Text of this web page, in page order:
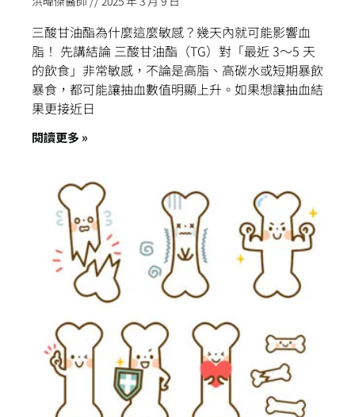
三酸甘油酯為什麼這麼敏感？幾天內就可能影響血
脂！ 先講結論 三酸甘油酯（TG）對「最近 3～5 天
的飲食」非常敏感，不論是高脂、高碳水或短期暴飲
暴食，都可能讓抽血數值明顯上升。如果想讓抽血結
果更接近日
閱讀更多 »